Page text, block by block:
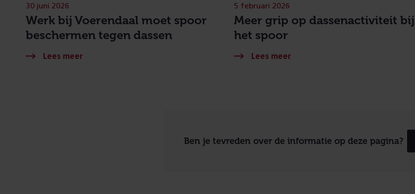
Werk bij Voerendaal moet spoor
beschermen tegen dassen
30 juni 2026
Meer grip op dassenactiviteit bij
het spoor
5 februari 2026
Ben je tevreden over de informatie op deze pagina?